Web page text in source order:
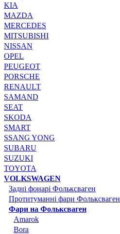
KIA
MAZDA
MERCEDES
MITSUBISHI
NISSAN
OPEL
PEUGEOT
PORSCHE
RENAULT
SAMAND
SEAT
SKODA
SMART
SSANG YONG
SUBARU
SUZUKI
TOYOTA
VOLKSWAGEN
Задні фонарі Фольксваген
Протитуманні фари Фольксваген
Фари на Фольксваген
Amarok
Bora